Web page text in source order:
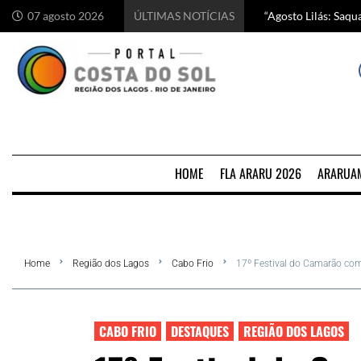
07 agosto 2026 ÚLTIMAS NOTÍCIAS “Agosto Lilás:
Começa hoje em
Chef italiano
5 motivos para
HOME FLA ARARU 2026
Home Região dos Lagos Cabo Frio 17º Festival do Camarão
CABO FRIO DESTAQUES REGIÃO DOS LAGOS